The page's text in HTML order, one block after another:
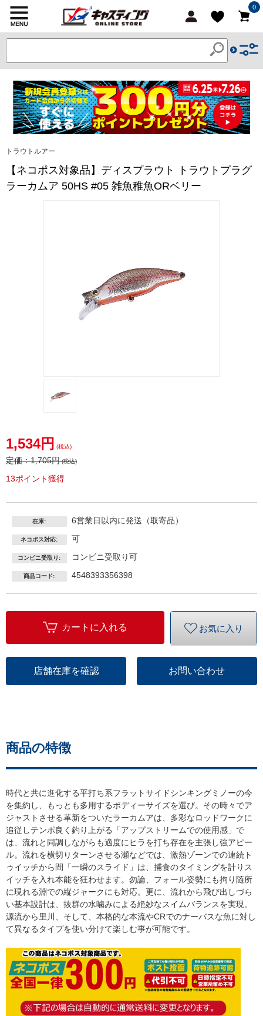
0
トラウトルアー
【ネコポス対象品】ディスプラウト トラウトプラグ
ラーカムア 50HS #05 雑魚稚魚ORベリー
1,534円 (税込)
定価：1,705円(税込)
13ポイント獲得
在庫: 6営業日以内に発送（取寄品）
ネコポス対応: 可
コンビニ受取り: コンビニ受取り可
商品コード: 4548393356398
カートに入れる お気に入り
店舗在庫を確認 お問い合わせ
商品の特徴
時代と共に進化する平打ち系フラットサイドシンキングミノーの今
を集約し、もっとも多用するボディーサイズを選び。その時々でア
ジャストさせる革新をついたラーカムアは、多彩なロッドワークに
追従しテンポ良く釣り上がる「アップストリームでの使用感」で
は、流れと同調しながらも適度にヒラを打ち存在を主張し強アピー
ル。流れを横切りターンさせる瀬などでは、激熱ゾーンでの連続ト
ゥイッチから間「一瞬のスライド」は、捕食のタイミングを計りス
イッチを入れ本能を狂わせます。勿論、フォール姿勢にも拘り随所
に現れる淵での縦ジャークにも対応。更に、流れから飛び出しづら
い基本設計は、抜群の水噛みによる絶妙なスイムバランスを実現。
源流から里川、そして、本格的な本流やCRでのナーバスな魚に対し
て異なるタイプを使い分けて楽しむ事が可能です。